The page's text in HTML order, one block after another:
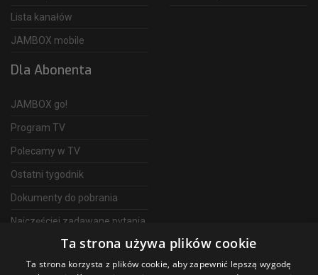
Lista kanałów
JAMBOX mobile
Dla Abonenta
JAMBOX go!
Program TV
Polecamy w TV
Ostatni tygodnik
Dokumenty do pobrania
Najczęściej zadawane pytania
Telewizja Światłowodowa
Ta strona używa plików cookie
Ta strona korzysta z plików cookie, aby zapewnić lepszą wygodę